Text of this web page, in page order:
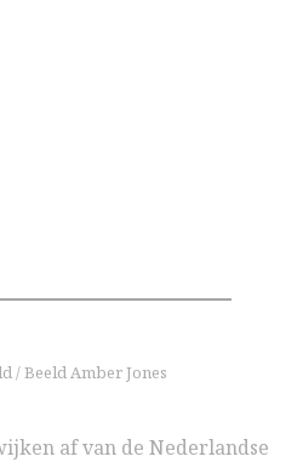
/ Beeld Amber Jones
af van de Nederlandse